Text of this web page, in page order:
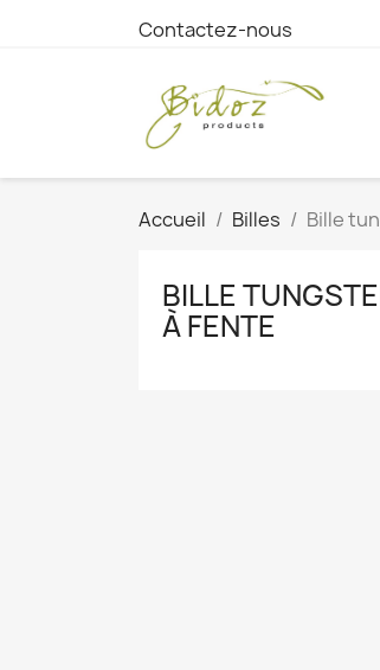
Contactez-nous
Accueil Billes Bille
BILLE
À FENTE